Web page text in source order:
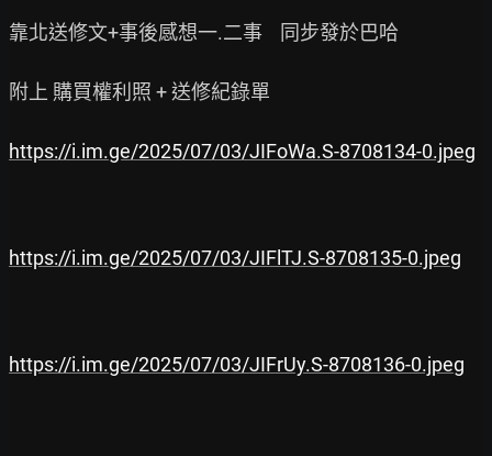
靠北送修文+事後感想一.二事    同步發於巴哈
附上 購買權利照 + 送修紀錄單
https://i.im.ge/2025/07/03/JIFoWa.S-8708134-0.jpeg
https://i.im.ge/2025/07/03/JIFlTJ.S-8708135-0.jpeg
https://i.im.ge/2025/07/03/JIFrUy.S-8708136-0.jpeg